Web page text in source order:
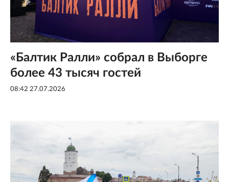
«Балтик Ралли» собрал в Выборге
более 43 тысяч гостей
08:42 27.07.2026